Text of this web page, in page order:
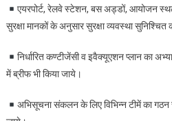
एयरपोर्ट, रेलवे स्टेशन, बस अड्डों, आयोजन
सुरक्षा मानकों के अनुसार सुरक्षा व्यवस्था सुनिश्चित
निर्धारित कण्टीजेंसी व इवैक्यूएशन प्लान का
में ब्रीफ भी किया जाये।
अभिसूचना संकलन के लिए विभिन्न टीमें का गठन